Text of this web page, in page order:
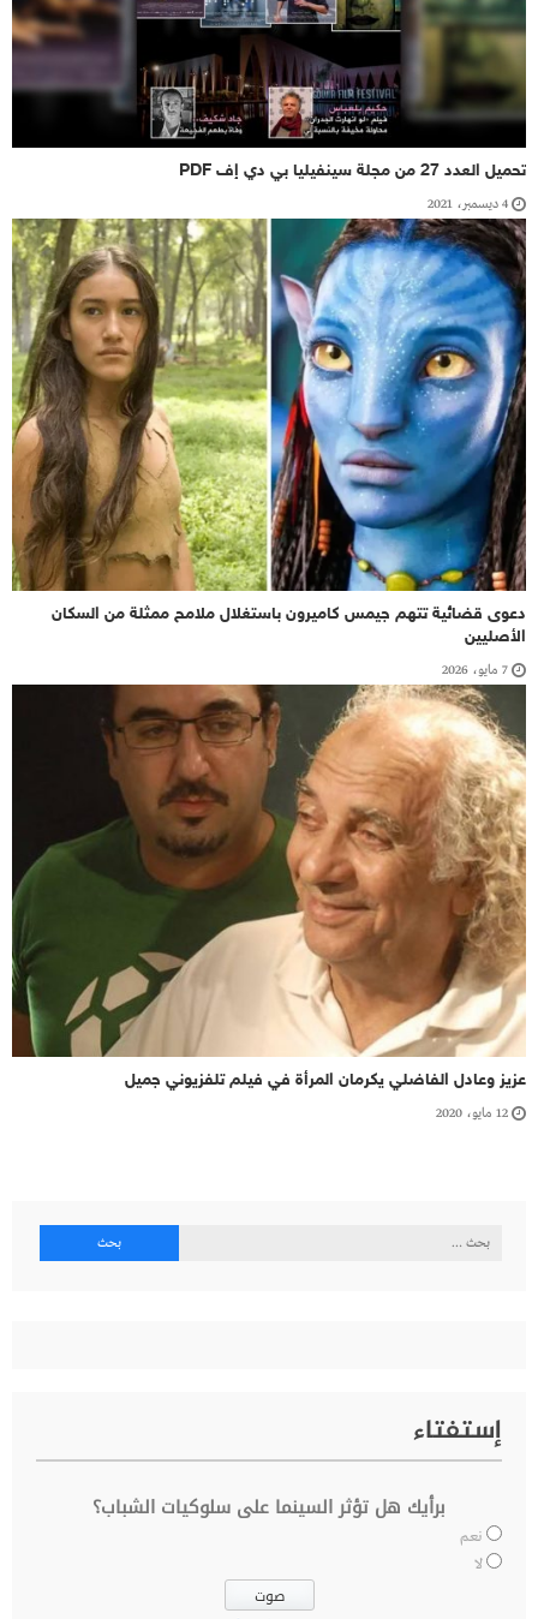
تحميل العدد 27 من مجلة سينفيليا بي دي إف PDF
4 ديسمبر، 2021
دعوى قضائية تتهم جيمس كاميرون باستغلال ملامح ممثلة من السكان
الأصليين
7 مايو، 2026
عزيز وعادل الفاضلي يكرمان المرأة في فيلم تلفزيوني جميل
12 مايو، 2020
البحث
إستفتاء
برأيك هل تؤثر السينما على سلوكيات الشباب؟
نعم
لا